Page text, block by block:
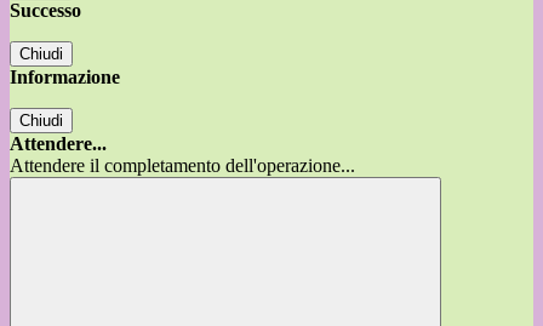
Successo
Chiudi
Informazione
Chiudi
Attendere...
Attendere il completamento dell'operazione...